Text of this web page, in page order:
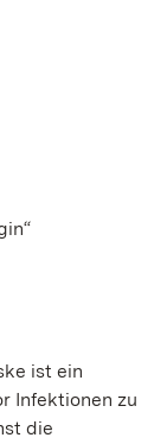
ist ein
Infektionen zu
die